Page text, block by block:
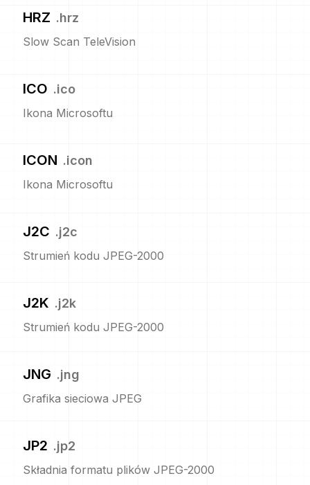
HRZ .hrz
Slow Scan TeleVision
ICO .ico
Ikona Microsoftu
ICON .icon
Ikona Microsoftu
J2C .j2c
Strumień kodu JPEG-2000
J2K .j2k
Strumień kodu JPEG-2000
JNG .jng
Grafika sieciowa JPEG
JP2 .jp2
Składnia formatu plików JPEG-2000